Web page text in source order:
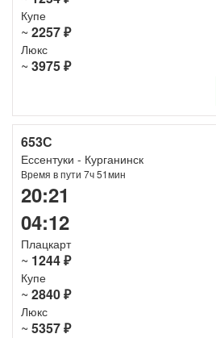
Купе
~ 2257 ₽
Люкс
~ 3975 ₽
653С
Ессентуки - Курганинск
Время в пути 7ч 51мин
20:21
04:12
Плацкарт
~ 1244 ₽
Купе
~ 2840 ₽
Люкс
~ 5357 ₽